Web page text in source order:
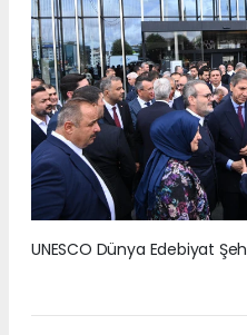
UNESCO Dünya Edebiyat